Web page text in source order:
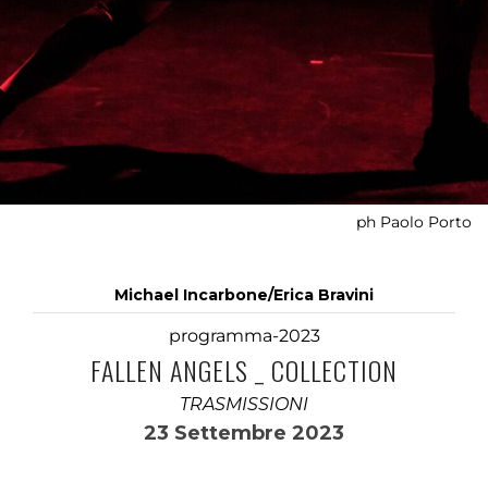
ph Paolo Porto
Michael Incarbone/Erica Bravini
programma-2023
FALLEN ANGELS _ COLLECTION
TRASMISSIONI
23 Settembre 2023